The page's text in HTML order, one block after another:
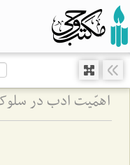
اهمّیت ادب در